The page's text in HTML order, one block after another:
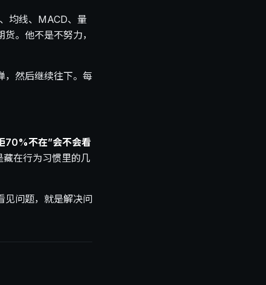
均线、MACD、量
。他不是不努力，
，然后继续往下。每
70%不在”会不会看
在行为习惯里的几
见问题，就是解决问